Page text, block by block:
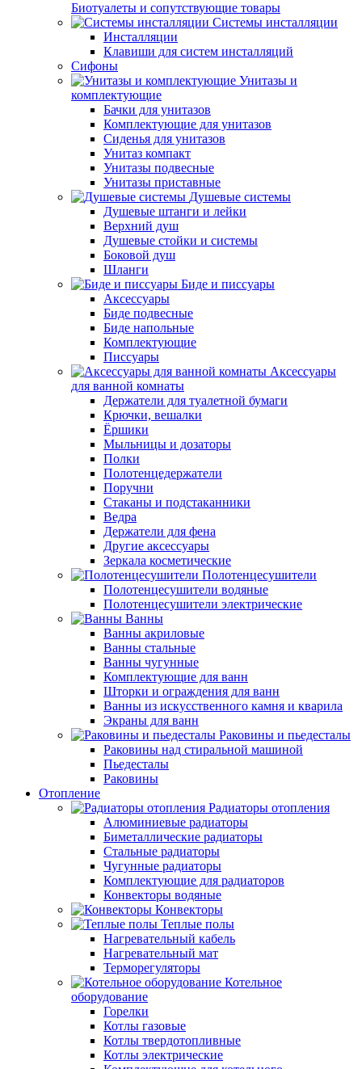
Биотуалеты и сопутствующие товары
Системы инсталляции
Инсталляции
Клавиши для систем инсталляций
Сифоны
Унитазы и
комплектующие
Бачки для унитазов
Комплектующие для унитазов
Сиденья для унитазов
Унитаз компакт
Унитазы подвесные
Унитазы приставные
Душевые системы
Душевые штанги и лейки
Верхний душ
Душевые стойки и системы
Боковой душ
Шланги
Биде и писсуары
Аксессуары
Биде подвесные
Биде напольные
Комплектующие
Писсуары
Аксессуары
для ванной комнаты
Держатели для туалетной бумаги
Крючки, вешалки
Ёршики
Мыльницы и дозаторы
Полки
Полотенцедержатели
Поручни
Стаканы и подстаканники
Ведра
Держатели для фена
Другие аксессуары
Зеркала косметические
Полотенцесушители
Полотенцесушители водяные
Полотенцесушители электрические
Ванны
Ванны акриловые
Ванны стальные
Ванны чугунные
Комплектующие для ванн
Шторки и ограждения для ванн
Ванны из искусственного камня и кварила
Экраны для ванн
Раковины и пьедесталы
Раковины над стиральной машиной
Пьедесталы
Раковины
Отопление
Радиаторы отопления
Алюминиевые радиаторы
Биметаллические радиаторы
Стальные радиаторы
Чугунные радиаторы
Комплектующие для радиаторов
Конвекторы водяные
Конвекторы
Теплые полы
Нагревательный кабель
Нагревательный мат
Терморегуляторы
Котельное
оборудование
Горелки
Котлы газовые
Котлы твердотопливные
Котлы электрические